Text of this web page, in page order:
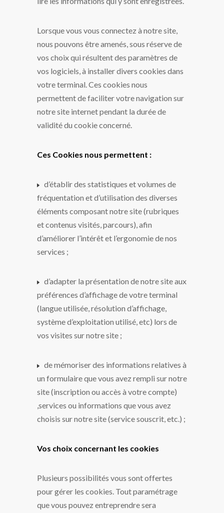
Lorsque vous vous connectez à notre site,
nous pouvons être amenés, sous réserve de
vos choix qui résultent des paramètres de
vos logiciels, à installer divers cookies dans
votre terminal. Ces cookies nous
permettent de faciliter votre navigation sur
notre site internet pendant la durée de
validité du cookie concerné.
Ces Cookies nous permettent :
d’établir des statistiques et volumes de
fréquentation et d’utilisation des diverses
éléments composant notre site (rubriques
et contenus visités, parcours), afin
d’améliorer l’intérêt et l’ergonomie de nos
services ;
d’adapter la présentation de notre site aux
préférences d’affichage de votre terminal
(langue utilisée, résolution d’affichage,
système d’exploitation utilisé, etc) lors de
vos visites sur notre site ;
de mémoriser des informations relatives à
un formulaire que vous avez rempli sur notre
site (inscription ou accès à votre compte)
,services ou informations que vous avez
choisis sur notre site (service souscrit, etc.) ;
Vos choix concernant les cookies
Plusieurs possibilités vous sont offertes
pour gérer les cookies. Tout paramétrage
que vous pouvez entreprendre sera